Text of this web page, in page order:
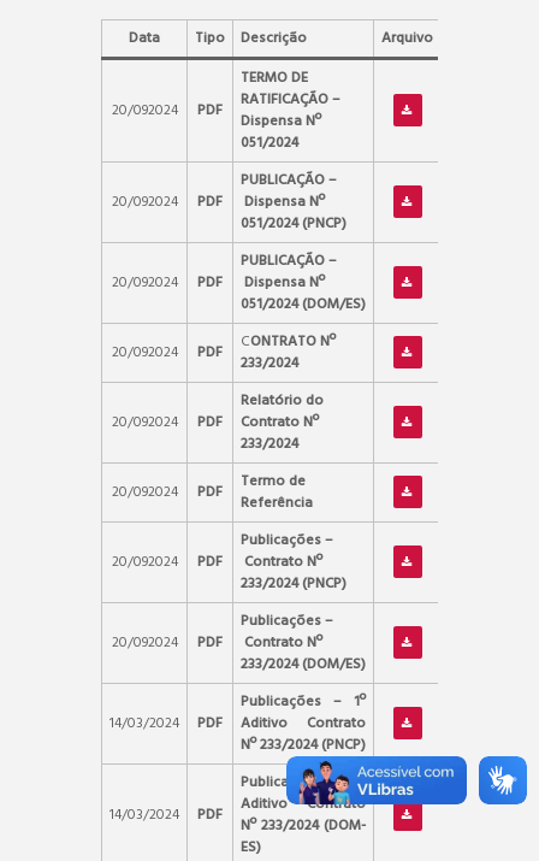
Data Tipo Descrição Arquivo
20/092024 PDF
TERMO DE
RATIFICAÇÃO –
Dispensa Nº
051/2024
20/092024 PDF
PUBLICAÇÃO –
Dispensa Nº
051/2024(PNCP)
20/092024 PDF
PUBLICAÇÃO –
Dispensa Nº
051/2024(DOM/ES)
20/092024
PDF CONTRATO Nº
233/2024
20/092024 PDF
Relatório do
Contrato Nº
233/2024
20/092024
PDF
Termo de
Referência
20/092024 PDF
Publicações –
Contrato Nº
233/2024 (PNCP)
20/092024 PDF
Publicações –
Contrato Nº
233/2024 (DOM/ES)
14/03/2024 PDF
Publicações – 1º
Aditivo Contrato
Nº 233/2024 (PNCP)
14/03/2024 PDF
Publicações – 1º
Aditivo Contrato
Nº 233/2024 (DOM-
ES)